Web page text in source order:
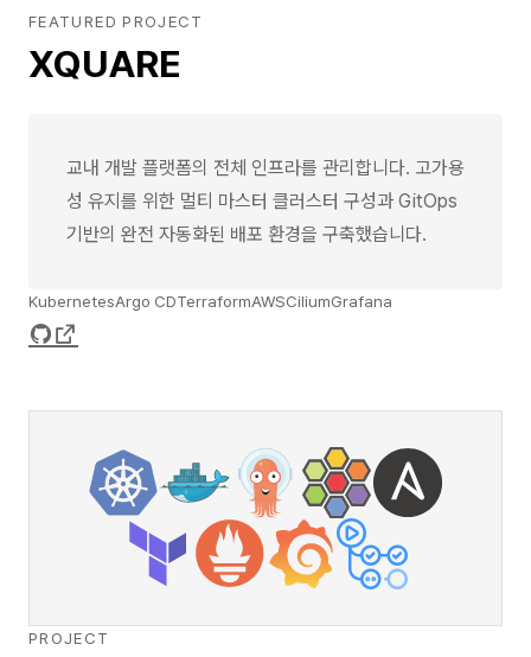
FEATURED PROJECT
XQUARE
교내 개발 플랫폼의 전체 인프라를 관리합니다. 고가용
성 유지를 위한 멀티 마스터 클러스터 구성과 GitOps
기반의 완전 자동화된 배포 환경을 구축했습니다.
KubernetesArgo CDTerraformAWSCiliumGrafana
PROJECT